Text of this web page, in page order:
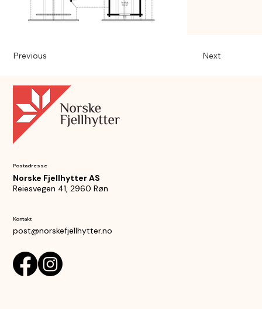
Previous Next
Postadresse
Norske Fjellhytter AS
Reiesvegen 41, 2960 Røn
post@norskefjellhytter.no
Kontakt